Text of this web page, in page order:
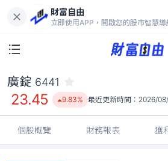
財富自由
立即使用APP，開啟您的股市智慧導
23.45
9.83%
廣錠 6441
23.45 9.83% 最近更新時間： 2026/
個股概覽 財務報表 獲